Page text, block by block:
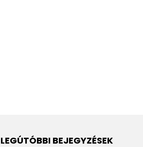
LEGÚTÓBBI BEJEGYZÉSEK